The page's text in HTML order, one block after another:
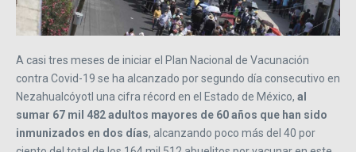
A casi tres meses de iniciar el Plan Nacional de Vacunación
contra Covid-19 se ha alcanzado por segundo día consecutivo en
Nezahualcóyotl una cifra récord en el Estado de México, al
sumar 67 mil 482 adultos mayores de 60 años que han sido
inmunizados en dos días, alcanzando poco más del 40 por